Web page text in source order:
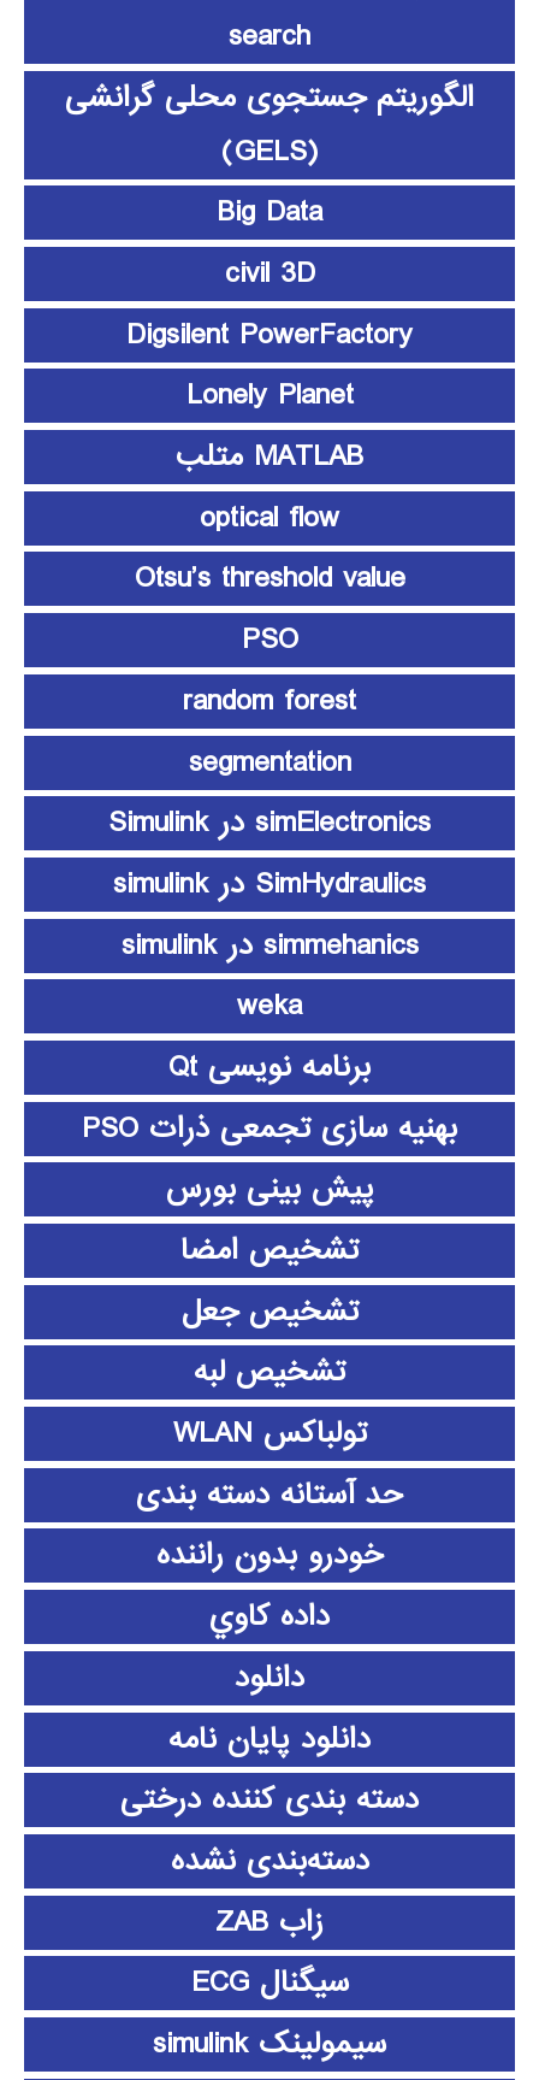
search
الگوریتم جستجوی محلی گرانشی
(GELS)
Big Data
civil 3D
Digsilent PowerFactory
Lonely Planet
MATLAB متلب
optical flow
Otsu’s threshold value
PSO
random forest
segmentation
simElectronics در Simulink
SimHydraulics در simulink
simmehanics در simulink
weka
برنامه نویسی Qt
بهنیه سازی تجمعی ذرات PSO
پیش بینی بورس
تشخیص امضا
تشخیص جعل
تشخیص لبه
تولباکس WLAN
حد آستانه دسته بندی
خودرو بدون راننده
داده كاوي
دانلود
دانلود پايان نامه
دسته بندی کننده درختی
دسته‌بندی نشده
زاب ZAB
سیگنال ECG
سیمولینک simulink